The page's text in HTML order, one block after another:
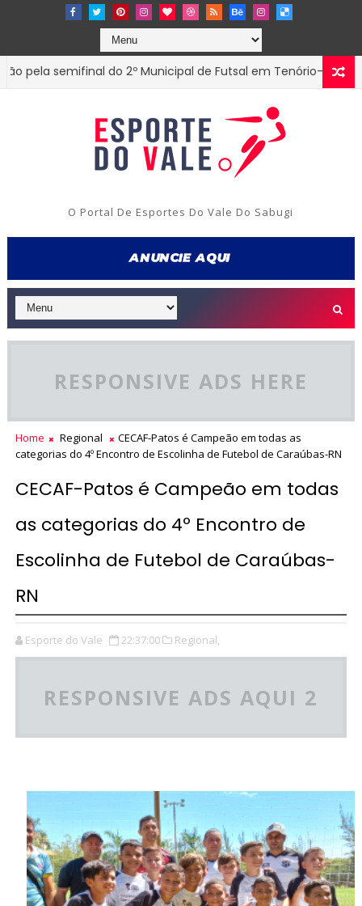
do 2º Municipal de Futsal em Tenório-PB ESTADUAL
O Portal De Esportes Do Vale Do Sabugi
RESPONSIVE ADS HERE
Home Regional
CECAF-Patos é Campeão em todas as
categorias do 4º Encontro de Escolinha de Futebol de Caraúbas-RN
CECAF-Patos é Campeão em todas
as categorias do 4º Encontro de
Escolinha de Futebol de Caraúbas-
RN
Esporte do Vale 22:37:00 Regional,
RESPONSIVE ADS AQUI 2